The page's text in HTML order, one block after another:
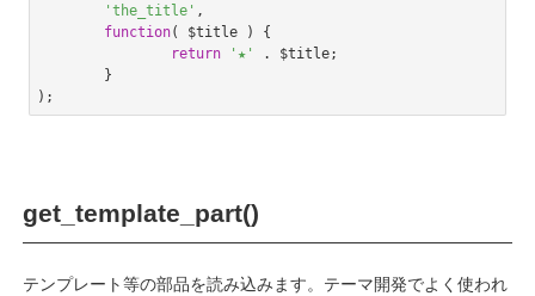
'the_title' ,
function( $title )
{
return
'★'
. $title;
get_template_part()
テンプレート等の部品を読み込みます。テーマ開発でよく使われ